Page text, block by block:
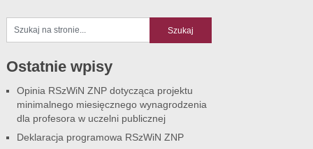
Ostatnie wpisy
Opinia RSzWiN ZNP dotycząca projektu
minimalnego miesięcznego wynagrodzenia
dla profesora w uczelni publicznej
Deklaracja programowa RSzWiN ZNP